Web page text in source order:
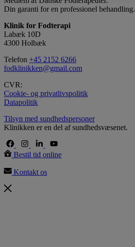
Din garanti for en professionel behandling.
Klinik for Fodterapi
Labæk 10D
4300 Holbæk
Telefon +45 2152 6266
fodklinikken@gmail.com
CVR:
Cookie- og privatlivspolitik
Datapolitik
Tilsyn med sundhedspersoner
Klinikken er en del af sundhedsvæsenet.
Bestil tid online
Kontakt os